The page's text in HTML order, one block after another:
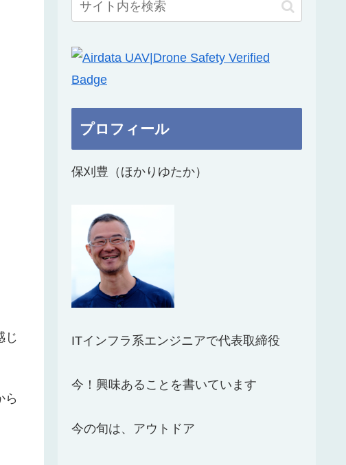
じ
ら
プロフィール
保刈豊（ほかりゆたか）
ITインフラ系エンジニアで代表取締役
今！興味あることを書いています
今の旬は、アウトドア